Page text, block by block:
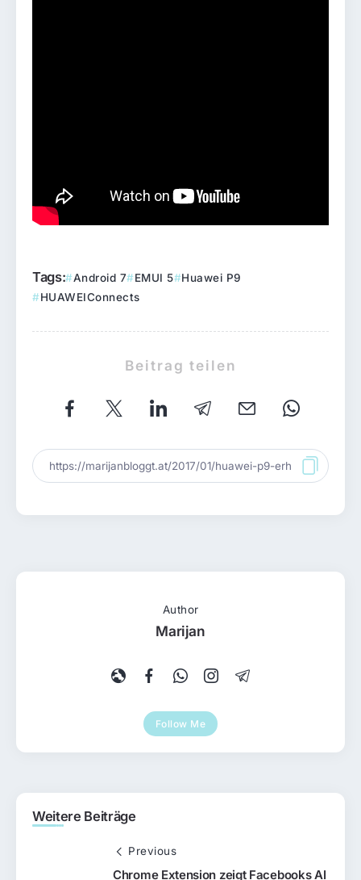
Tags: Android 7 EMUI 5
Huawei P9
HUAWEIConnects
Beitrag teilen
Author
Marijan
Follow Me
Weitere Beiträge
Previous
Chrome Extension zeigt Facebooks AI